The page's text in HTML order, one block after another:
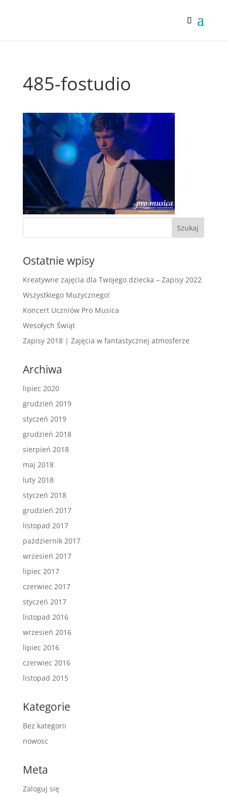
485-fostudio
Ostatnie wpisy
Kreatywne zajęcia dla Twojego dziecka – Zapisy 2022
Wszystkiego Muzycznego!
Koncert Uczniów Pro Musica
Wesołych Świąt
Zapisy 2018 | Zajęcia w fantastycznej atmosferze
Archiwa
lipiec 2020
grudzień 2019
styczeń 2019
grudzień 2018
sierpień 2018
maj 2018
luty 2018
styczeń 2018
grudzień 2017
listopad 2017
październik 2017
wrzesień 2017
lipiec 2017
czerwiec 2017
styczeń 2017
listopad 2016
wrzesień 2016
lipiec 2016
czerwiec 2016
listopad 2015
Kategorie
Bez kategorii
nowosc
Meta
Zaloguj się